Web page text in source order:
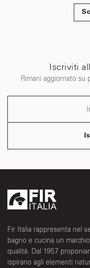
Iscriviti
Rimani aggiornato su
Fir Italia rappresenta nel
bagno e cucina un
qualità. Dal 1957
ispirano agli elementi